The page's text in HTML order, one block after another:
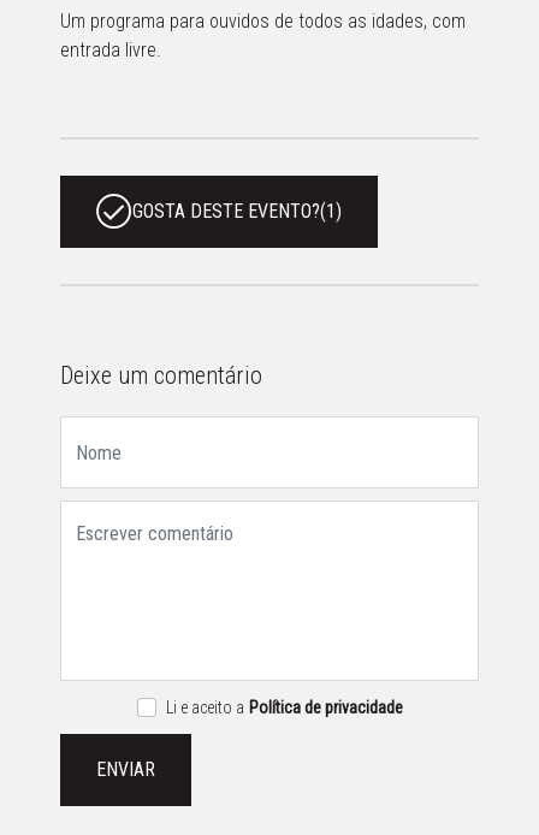
Um programa para ouvidos de todos as idades, com
entrada livre.
GOSTA DESTE EVENTO?(1)
Deixe um comentário
Li e aceito a Política de privacidade
ENVIAR